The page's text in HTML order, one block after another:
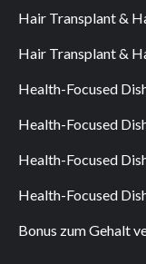
Hair Transplant &
Hair Transplant &
Health-Focused
Health-Focused
Health-Focused
Health-Focused
Bonus zum Gehalt